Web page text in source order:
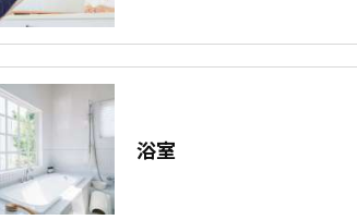
浴室